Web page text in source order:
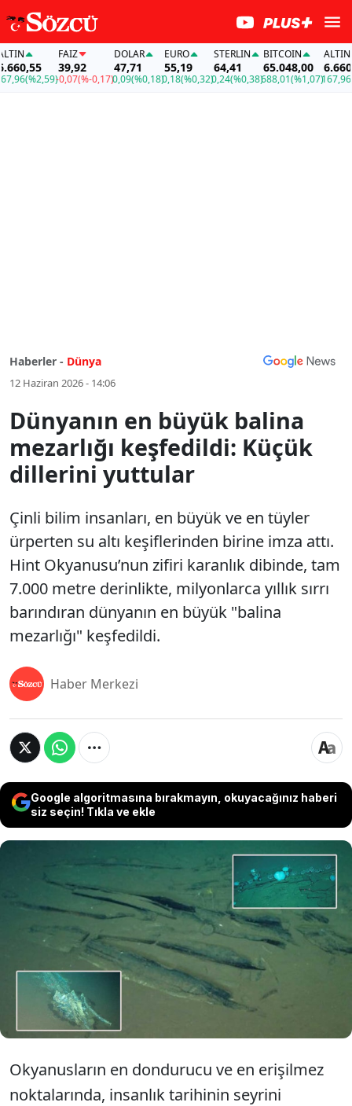
(%2,59)
FAİZ
39,92
-0,07(%-0,17)
DOLAR
47,71
0,09(%0,18)
EURO
55,19
0,18(%0,32)
STERLIN
64,41
0,24(%0,38)
BITCOIN
65.048,00
688,01(%1,07)
ALTIN
167,96
Haberler - Dünya
12 Haziran 2026 - 14:06
Dünyanın en büyük balina
mezarlığı keşfedildi: Küçük
dillerini yuttular
Çinli bilim insanları, en büyük ve en tüyler
ürperten su altı keşiflerinden birine imza attı.
Hint Okyanusu’nun zifiri karanlık dibinde, tam
7.000 metre derinlikte, milyonlarca yıllık sırrı
barındıran dünyanın en büyük "balina
mezarlığı" keşfedildi.
Haber Merkezi
Google algoritmasına bırakmayın, okuyacağınız haberi
siz seçin! Tıkla ve ekle
Çinli bilim insanları, en büyük ve en tüyler
ürperten su altı keşiflerinden birine imza attı.
Hint Okyanusu’nun zifiri karanlık dibinde, tam
7.000 metre derinlikte, milyonlarca yıllık sırrı
barındıran dünyanın en büyük "balina
mezarlığı" keşfedildi.
Okyanusların en dondurucu ve en erişilmez
noktalarında, insanlık tarihinin seyrini